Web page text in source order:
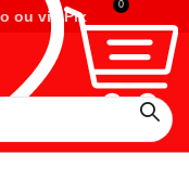
ou via Pix
0